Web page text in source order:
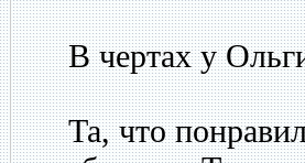
В чертах у
Та, что